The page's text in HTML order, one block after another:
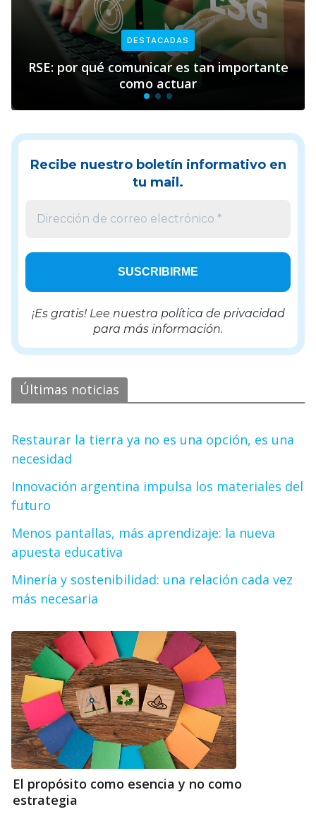
DESTACADAS
comunicar es tan importante
Empresas
Recibe nuestro boletín informativo en
tu mail.
¡Es gratis! Lee nuestra política de privacidad
para más información.
Últimas noticias
Restaurar la tierra ya no es una opción, es una
necesidad
Innovación argentina impulsa los materiales del
futuro
Menos pantallas, más aprendizaje: la nueva
apuesta educativa
Minería y sostenibilidad: una relación cada vez
más necesaria
El propósito como esencia y no como
estrategia